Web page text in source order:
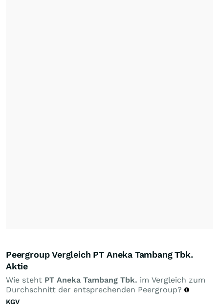
Peergroup Vergleich PT Aneka Tambang Tbk.
Aktie
Wie steht PT Aneka Tambang Tbk. im Vergleich zum
Durchschnitt der entsprechenden Peergroup?
KGV